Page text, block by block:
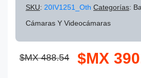
SKU: 20IV1251_Oth Categorías:
Cámaras Y Videocámaras
$MX 488.54 $MX